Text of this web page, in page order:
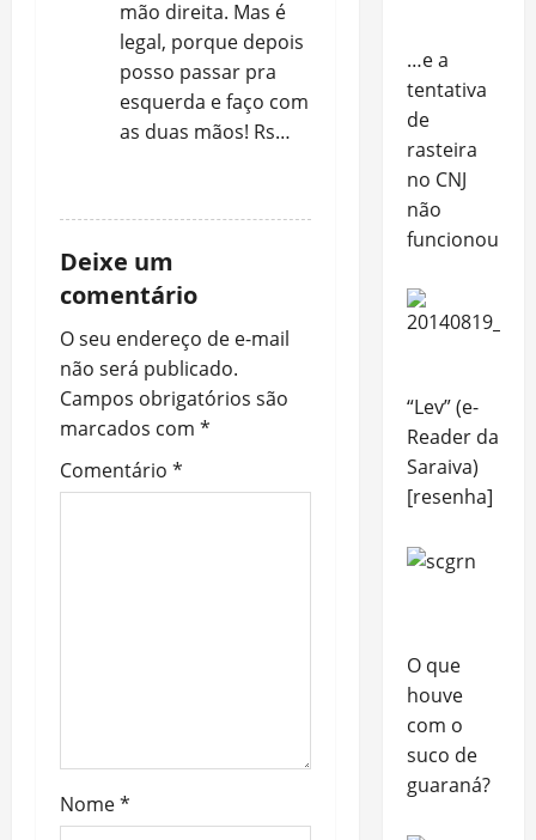
mão direita. Mas é
legal, porque depois
posso passar pra
esquerda e faço com
as duas mãos! Rs…
Deixe um
comentário
O seu endereço de e-mail
não será publicado.
Campos obrigatórios são
marcados com *
Comentário *
Nome*
…e a
tentativa
de
rasteira
no CNJ
não
funcionou!
“Lev” (e-
Reader da
Saraiva)
[resenha]
O que
houve
com o
suco de
guaraná?